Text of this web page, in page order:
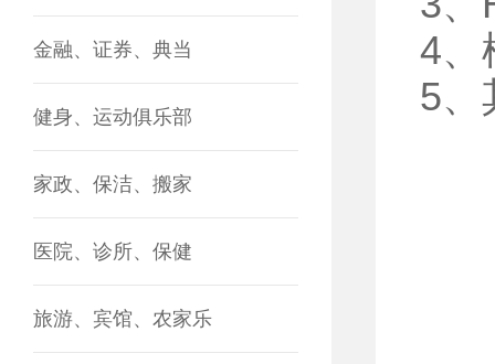
金融、证券、典当
健身、运动俱乐部
家政、保洁、搬家
医院、诊所、保健
旅游、宾馆、农家乐
4、
5、